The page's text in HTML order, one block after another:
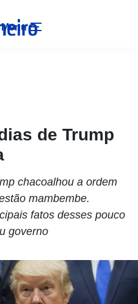
Menu
de Trump
chacoalhou a ordem
mambembe.
fatos desses pouco
governo